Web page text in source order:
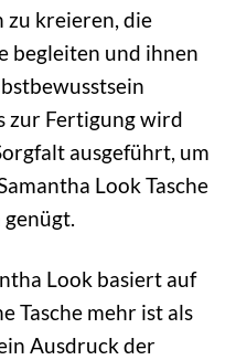
zu kreieren, die
begleiten und ihnen
zur Fertigung wird
ausgeführt, um
Look Tasche
Look basiert auf
Tasche mehr ist als
Ausdruck der